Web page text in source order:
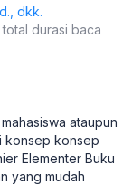
dkk.
durasi baca
ataupun
konsep konsep
Elementer Buku
yang mudah